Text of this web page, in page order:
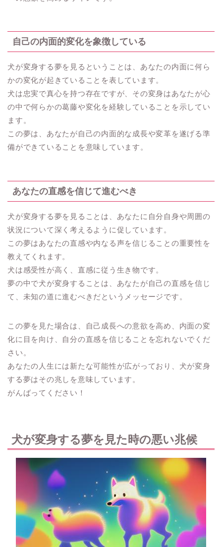
自己の内面的変化を象徴している
犬が変身する夢を見るということは、あなたの内面に何ら
かの変化が起きていることを表しています。
犬は忠実で真心を持つ存在ですが、その変身はあなたが心
の中で何らかの葛藤や変化を経験していることを示してい
ます。
この夢は、あなたが自己の内面的な成長や変革を遂げる準
備ができていることを意味しています。
あなたの直感を信じて進むべき
犬が変身する夢を見ることは、あなたに自分自身や周囲の
状況について深く考えるように促しています。
この夢はあなたの直感や内なる声を信じることの重要性を
教えてくれます。
犬は感受性が高く、直感に従う生き物です。
夢の中で犬が変身することは、あなたが自己の直感を信じ
て、未知の道に進むべきだというメッセージです。
この夢を見た場合は、自己成長への意欲を高め、内面の変
化に目を向け、自分の直感を信じることを忘れないでくだ
さい。
あなたの人生には新たな可能性が広がっており、犬が変身
する夢はその兆しを意味しています。
がんばってください！
犬が変身する夢を見た時の悪い兆候